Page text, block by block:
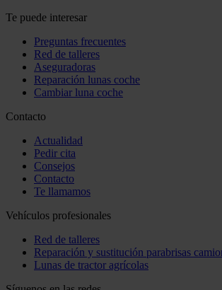
Te puede interesar
Preguntas frecuentes
Red de talleres
Aseguradoras
Reparación lunas coche
Cambiar luna coche
Contacto
Actualidad
Pedir cita
Consejos
Contacto
Te llamamos
Vehículos profesionales
Red de talleres
Reparación y sustitución parabrisas
Lunas de tractor agrícolas